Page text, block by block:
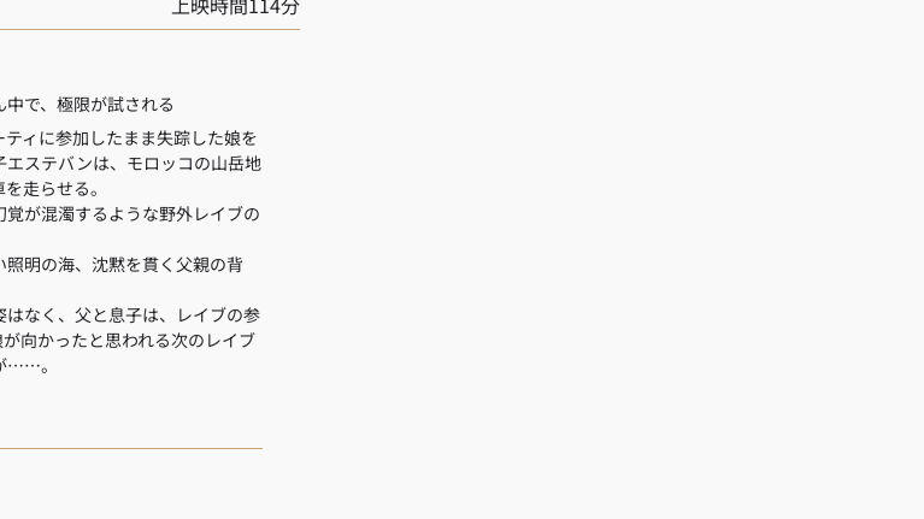
で、極限が試される
ィに参加したまま失踪した娘を
ステバンは、モロッコの山岳地
走らせる。
が混濁するような野外レイブの
明の海、沈黙を貫く父親の背
なく、父と息子は、レイブの参
向かったと思われる次のレイブ
……。